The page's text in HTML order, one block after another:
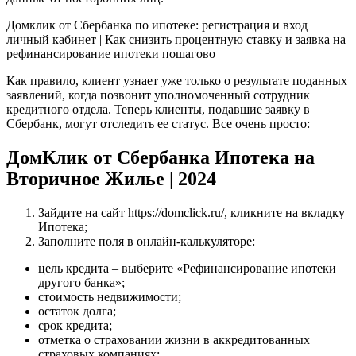
Домклик от Сбербанка по ипотеке: регистрация и вход
личный кабинет | Как снизить процентную ставку и заявка на
рефинансирование ипотеки пошагово
Как правило, клиент узнает уже только о результате поданных
заявлений, когда позвонит уполномоченный сотрудник
кредитного отдела. Теперь клиенты, подавшие заявку в
Сбербанк, могут отследить ее статус. Все очень просто:
ДомКлик от Сбербанка Ипотека на
Вторичное Жилье | 2024
Зайдите на сайт https://domclick.ru/, кликните на вкладку
Ипотека;
Заполните поля в онлайн-калькуляторе:
цель кредита – выберите «Рефинансирование ипотеки
другого банка»;
стоимость недвижимости;
остаток долга;
срок кредита;
отметка о страховании жизни в аккредитованных